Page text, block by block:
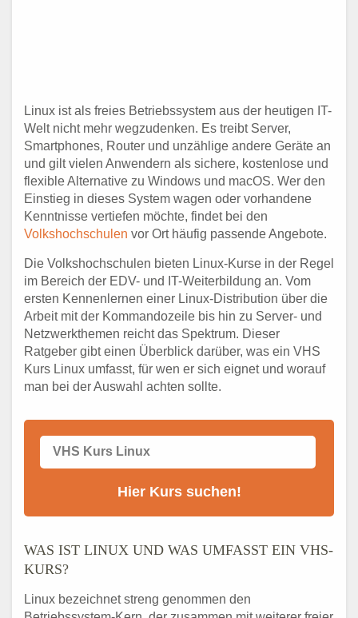
Linux ist als freies Betriebssystem aus der heutigen IT-
Welt nicht mehr wegzudenken. Es treibt Server,
Smartphones, Router und unzählige andere Geräte an
und gilt vielen Anwendern als sichere, kostenlose und
flexible Alternative zu Windows und macOS. Wer den
Einstieg in dieses System wagen oder vorhandene
Kenntnisse vertiefen möchte, findet bei den
Volkshochschulen vor Ort häufig passende Angebote.
Die Volkshochschulen bieten Linux-Kurse in der Regel
im Bereich der EDV- und IT-Weiterbildung an. Vom
ersten Kennenlernen einer Linux-Distribution über die
Arbeit mit der Kommandozeile bis hin zu Server- und
Netzwerkthemen reicht das Spektrum. Dieser
Ratgeber gibt einen Überblick darüber, was ein VHS
Kurs Linux umfasst, für wen er sich eignet und worauf
man bei der Auswahl achten sollte.
WAS IST LINUX UND WAS UMFASST EIN VHS-
KURS?
Linux bezeichnet streng genommen den